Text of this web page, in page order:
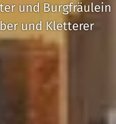
und Burgfräulein
und Kletterer